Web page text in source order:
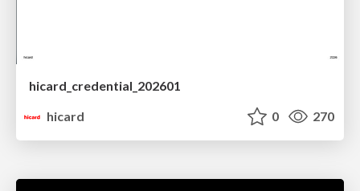
hicard_credential_202601
hicard
0 270